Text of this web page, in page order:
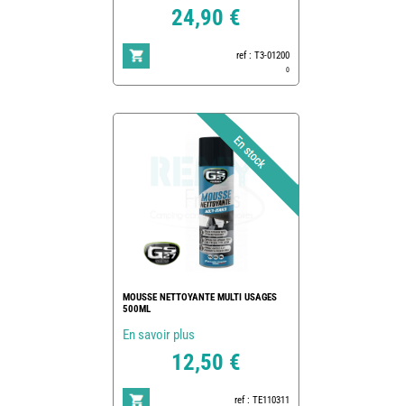
24,90 €
ref : T3-01200
0
MOUSSE NETTOYANTE MULTI USAGES
500ML
En savoir plus
12,50 €
ref : TE110311